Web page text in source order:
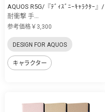
AQUOS R5G/『ﾃﾞｨｽﾞﾆｰｷｬﾗｸﾀｰ』/
耐衝撃 手...
参考価格￥3,300
DESIGN FOR AQUOS
キャラクター